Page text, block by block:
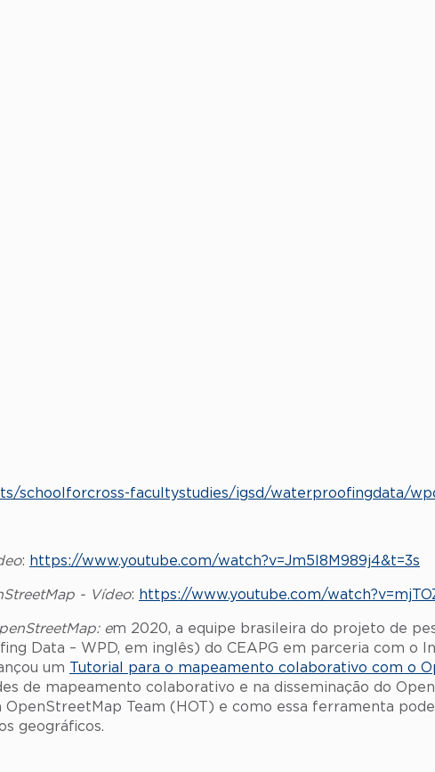
schoolforcross-facultystudies/igsd/waterproofingdata/
: https://www.youtube.com/watch?v=Jm5l8M989j4&t=3s
- Vídeo: https://www.youtube.com/
em 2020, a equipe brasileira do projeto de
Data – WPD, em inglês) do CEAPG em parceria com o
um Tutorial para o mapeamento colaborativo com o
de mapeamento colaborativo e na disseminação do
Team (HOT) e como essa ferramenta
geográficos.